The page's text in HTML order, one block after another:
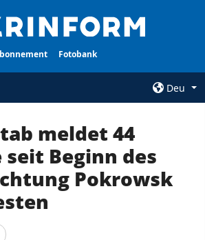
Fotobank
Deu
AGENTUR
Über uns
meldet 44
seit Beginn des
Pokrowsk